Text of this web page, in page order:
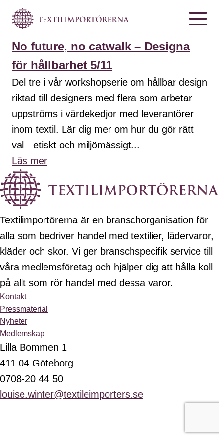
No future, no catwalk – Designa
för hållbarhet 5/11
Del tre i vår workshopserie om hållbar design
riktad till designers med flera som arbetar
uppströms i värdekedjor med leverantörer
inom textil. Lär dig mer om hur du gör rätt
val - etiskt och miljömässigt...
Läs mer
Textilimportörerna är en branschorganisation för
alla som bedriver handel med textilier, lädervaror,
kläder och skor. Vi ger branschspecifik service till
våra medlemsföretag och hjälper dig att hålla koll
på allt som rör handel med dessa varor.
Kontakt
Pressmaterial
Nyheter
Medlemskap
Lilla Bommen 1
411 04 Göteborg
0708-20 44 50
louise.winter@textileimporters.se